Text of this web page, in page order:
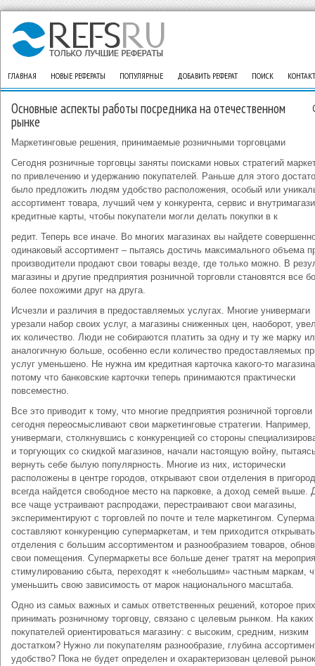
ГЛАВНАЯ НОВЫЕ РЕФЕРАТЫ ПОПУЛЯРНЫЕ ДОБАВИТЬ РЕФЕРАТ ПОИСК
Основные аспекты работы посредника на отечественном
рынке
Маркетинговые решения, принимаемые розничными торговцами
Сегодня розничные торговцы заняты поисками новых стратегий
по привлечению и удержанию покупателей. Раньше для этого
было предложить людям удобство расположения, особый или
ассортимент товара, лучший чем у конкурента, сервис и
кредитные карты, чтобы покупатели могли делать покупки в к
редит. Теперь все иначе. Во многих магазинах вы найдете
одинаковый ассортимент – пытаясь достичь максимального объема
производители продают свои товары везде, где только можно. В
магазины и другие предприятия розничной торговли становятся все
более похожими друг на друга.
Исчезли и различия в предоставляемых услугах. Многие универмаги
урезали набор своих услуг, а магазины сниженных цен, наоборот,
их количество. Люди не собираются платить за одну и ту же марку
аналогичную больше, особенно если количество предоставляемых
услуг уменьшено. Не нужна им кредитная карточка какого-то
потому что банковские карточки теперь принимаются практически
повсеместно.
Все это приводит к тому, что многие предприятия розничной торговли
сегодня переосмысливают свои маркетинговые стратегии. Например,
универмаги, столкнувшись с конкуренцией со стороны
и торгующих со скидкой магазинов, начали настоящую войну,
вернуть себе былую популярность. Многие из них, исторически
расположены в центре городов, открывают свои отделения в
всегда найдется свободное место на парковке, а доход семей выше.
все чаще устраивают распродажи, перестраивают свои магазины,
экспериментируют с торговлей по почте и теле маркетингом.
составляют конкуренцию супермаркетам, и тем приходится открывать
отделения с большим ассортиментом и разнообразием товаров,
свои помещения. Супермаркеты все больше денег тратят на
стимулированию сбыта, переходят к «небольшим» частным маркам,
уменьшить свою зависимость от марок национального масштаба.
Одно из самых важных и самых ответственных решений, которое
принимать розничному торговцу, связано с целевым рынком. На каких
покупателей ориентироваться магазину: с высоким, средним, низким
достатком? Нужно ли покупателям разнообразие, глубина
удобство? Пока не будет определен и охарактеризован целевой